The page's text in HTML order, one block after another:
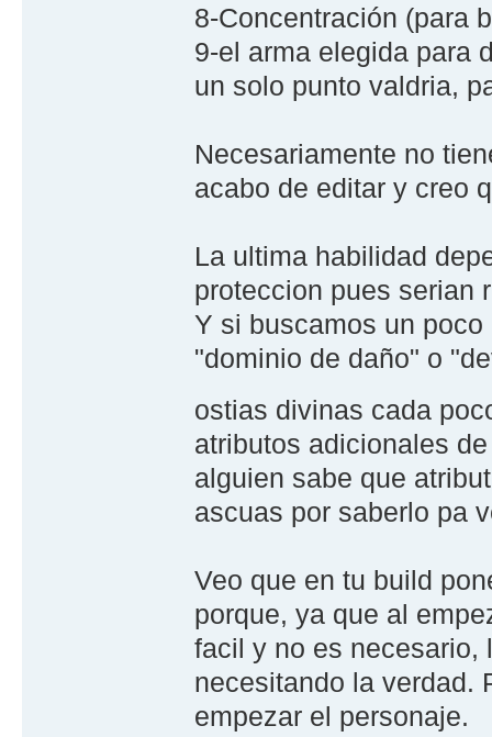
8-Concentración (para
9-el arma elegida para
un solo punto valdria,
Necesariamente no
acabo de editar y creo
La ultima habilidad
proteccion pues serian
Y si buscamos un
"dominio de daño" o
ostias divinas cada
atributos adicionales
alguien sabe que
ascuas por saberlo pa
Veo que en tu build
porque, ya que al
facil y no es necesario,
necesitando la verdad.
empezar el personaje.